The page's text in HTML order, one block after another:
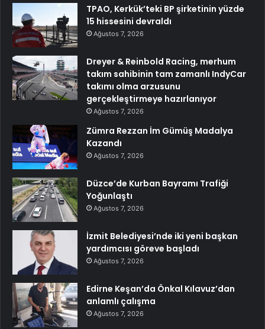
TPAO, Kerkük’teki BP şirketinin yüzde
15 hissesini devraldı
Ağustos 7, 2026
Dreyer & Reinbold Racing, merhum
takım sahibinin tam zamanlı IndyCar
takımı olma arzusunu
gerçekleştirmeye hazırlanıyor
Ağustos 7, 2026
Zümra Rezzan İm Gümüş Madalya
Kazandı
Ağustos 7, 2026
Düzce’de Kurban Bayramı Trafiği
Yoğunlaştı
Ağustos 7, 2026
İzmit Belediyesi’nde iki yeni başkan
yardımcısı göreve başladı
Ağustos 7, 2026
Edirne Keşan’da Önkal Kılavuz’dan
anlamlı çalışma
Ağustos 7, 2026